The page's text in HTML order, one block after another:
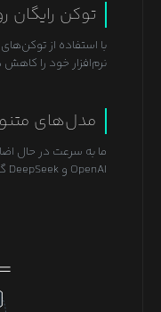
توکن رایگان
با استفاده از
نرم‌افزار خود را
مدل‌های
ما به سرعت در حال
OpenAI و DeepSeek گرفته تا Grok و Meta.